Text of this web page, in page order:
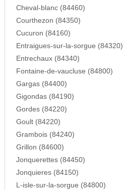
Cheval-blanc (84460)
Courthezon (84350)
Cucuron (84160)
Entraigues-sur-la-sorgue (84320)
Entrechaux (84340)
Fontaine-de-vaucluse (84800)
Gargas (84400)
Gigondas (84190)
Gordes (84220)
Goult (84220)
Grambois (84240)
Grillon (84600)
Jonquerettes (84450)
Jonquieres (84150)
L-isle-sur-la-sorgue (84800)